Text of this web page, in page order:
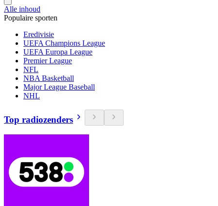
Alle inhoud
Populaire sporten
Eredivisie
UEFA Champions League
UEFA Europa League
Premier League
NFL
NBA Basketball
Major League Baseball
NHL
Top radiozenders